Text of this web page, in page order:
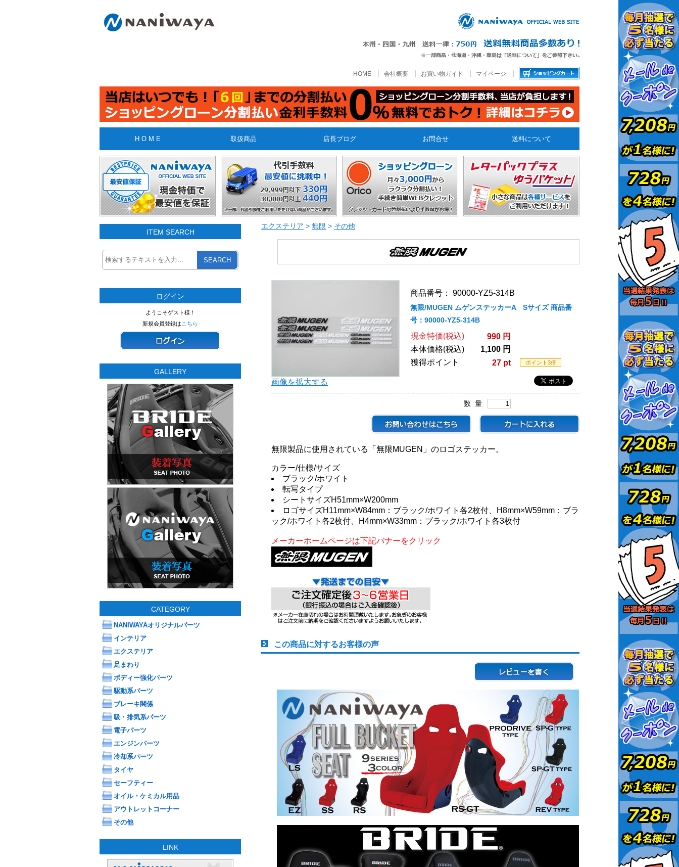
HOME 会社概要 お買い物ガイド マイページ
H O M E 取扱商品 店長ブログ お問合せ 送料について
ITEM SEARCH
SEARCH
ログイン
ようこそゲスト様！
新規会員登録は こちら
GALLERY
CATEGORY
NANIWAYAオリジナルパーツ
インテリア
エクステリア
足まわり
ボディー強化パーツ
駆動系パーツ
ブレーキ関係
吸・排気系パーツ
電子パーツ
エンジンパーツ
冷却系パーツ
タイヤ
セーフティー
オイル・ケミカル用品
アウトレットコーナー
その他
LINK
エクステリア > 無限 > その他
画像を拡大する
商品番号： 90000-YZ5-314B
無限/MUGEN ムゲンステッカーA Sサイズ 商品番
号：90000-YZ5-314B
現金特価(税込)
990 円
本体価格(税込)
1,100 円
獲得ポイント
27 pt ポイント3倍
数 量
無限製品に使用されている「無限MUGEN」のロゴステッカー。
カラー/仕様/サイズ
ブラック/ホワイト
転写タイプ
シートサイズH51mm×W200mm
ロゴサイズH11mm×W84mm：ブラック/ホワイト各2枚付、H8mm×W59mm：ブラ
ック/ホワイト各2枚付、H4mm×W33mm：ブラック/ホワイト各3枚付
メーカーホームページは下記バナーをクリック
この商品に対するお客様の声